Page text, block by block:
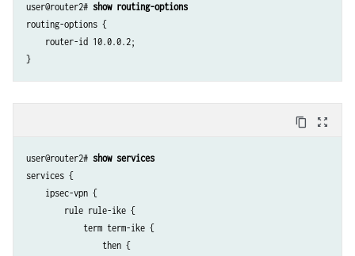
            family inet;
            service-domain inside;
        }
        unit 2 {
            family inet;
            service-domain outside;
    lo0 {
        unit 0 {
            family inet {
                address 10.0.0.2/32;
            }
user@router2# show routing-options
routing-options {
    router-id 10.0.0.2;
content_copy zoom_out_map
user@router2# show services
services {
    ipsec-vpn {
        rule rule-ike {
            term term-ike {
                then {